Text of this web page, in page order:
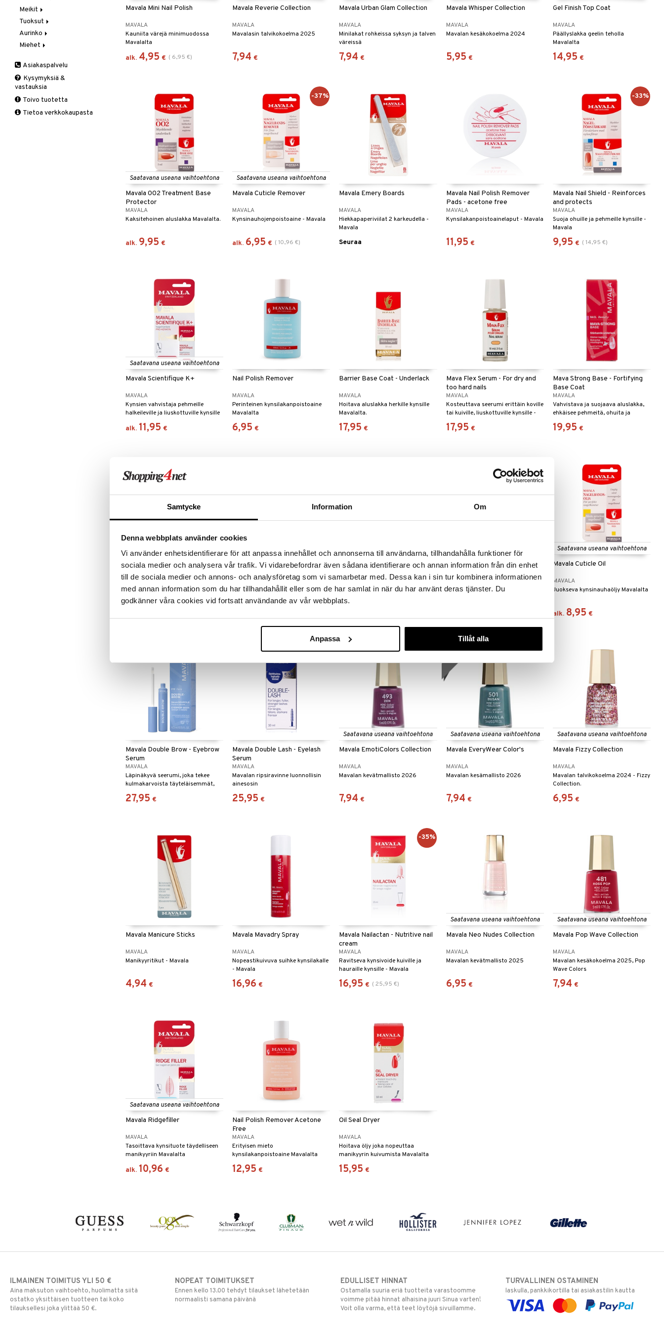
Samtycke Information Om
Denna webbplats använder cookies
Vi använder enhetsidentifierare för att anpassa innehållet och annonserna till användarna, tillhandahålla funktioner för
sociala medier och analysera vår trafik. Vi vidarebefordrar även sådana identifierare och annan information från din enhet
till de sociala medier och annons- och analysföretag som vi samarbetar med. Dessa kan i sin tur kombinera informationen
med annan information som du har tillhandahållit eller som de har samlat in när du har använt deras tjänster. Du
godkänner våra cookies vid fortsatt användande av vår webbplats.
Anpassa Tillåt alla
Mavala Mini Nail Polish
MAVALA
Kauniita värejä minimuodossa
Mavalalta
alk. 4,95 € ( 6,95 €)
Mavala Reverie Collection
MAVALA
Mavalasin talvikokoelma 2025
7,94 €
Mavala Urban Glam Collection
MAVALA
Minilakat rohkeissa syksyn ja talven
väreissä
7,94 €
Mavala Whisper Collection
MAVALA
Mavalan kesäkokoelma 2024
5,95 €
Gel Finish Top Coat
MAVALA
Päällyslakka geelin teholla
Mavalalta
14,95 €
Saatavana useana vaihtoehtona
Mavala 002 Treatment Base
Protector
MAVALA
Kaksitehoinen aluslakka Mavalalta.
alk. 9,95 €
Saatavana useana vaihtoehtona
Mavala Cuticle Remover
MAVALA
Kynsinauhojenpoistoaine - Mavala
alk. 6,95 € ( 10,96 €)
-37%
Mavala Emery Boards
MAVALA
Hiekkapaperiviilat 2 karkeudella -
Mavala
Seuraa
Mavala Nail Polish Remover
Pads - acetone free
MAVALA
Kynsilakanpoistoainelaput - Mavala
11,95 €
Mavala Nail Shield - Reinforces
and protects
MAVALA
Suoja ohuille ja pehmeille kynsille -
Mavala
9,95 € ( 14,95 €)
-33%
Saatavana useana vaihtoehtona
Mavala Scientifique K+
MAVALA
Kynsien vahvistaja pehmeille
halkeileville ja liuskottuville kynsille
Mavalalta
alk. 11,95 €
Nail Polish Remover
MAVALA
Perinteinen kynsilakanpoistoaine
Mavalalta
6,95 €
Barrier Base Coat - Underlack
MAVALA
Hoitava aluslakka herkille kynsille
Mavalalta.
17,95 €
Mava Flex Serum - For dry and
too hard nails
MAVALA
Kosteuttava seerumi erittäin koville
tai kuiville, liuskottuville kynsille -
Mavala
17,95 €
Mava Strong Base - Fortifying
Base Coat
MAVALA
Vahvistava ja suojaava aluslakka,
ehkäisee pehmeitä, ohuita ja
helposti katkeilevia kynsiä - Mavala
19,95 €
Mavadry - Top Coat + Nail Polish
Dryer
MAVALA
Nestemäinen pikakuivaaja
Mavalalta
Saatavana useana vaihtoehtona
Mavala Colorfix Top Coat
MAVALA
Päällyslakka akryylillä antamaan
lisäkiiltoa ja suojaa Mavalalta
Mavala Cotton Pads - Double-
sided cotton pads
MAVALA
Puuvillalaput - Mavala
Mavala Cuticle Cream
MAVALA
Kynsinauhavoide - Mavala
Saatavana useana vaihtoehtona
Mavala Cuticle Oil
MAVALA
Juokseva kynsinauhaöljy Mavalalta
alk. 8,95 €
Mavala Double Brow - Eyebrow
Serum
MAVALA
Läpinäkyvä seerumi, joka tekee
kulmakarvoista täyteläisemmät,
vahvemmat ja selkeämmät.
27,95 €
Mavala Double Lash - Eyelash
Serum
MAVALA
Mavalan ripsiravinne luonnollisin
ainesosin
25,95 €
Saatavana useana vaihtoehtona
Mavala EmotiColors Collection
MAVALA
Mavalan kevätmallisto 2026
7,94 €
Saatavana useana vaihtoehtona
Mavala EveryWear Color's
MAVALA
Mavalan kesämallisto 2026
7,94 €
uutuus
Saatavana useana vaihtoehtona
Mavala Fizzy Collection
MAVALA
Mavalan talvikokoelma 2024 - Fizzy
Collection.
6,95 €
Mavala Manicure Sticks
MAVALA
Manikyyritikut - Mavala
4,94 €
Mavala Mavadry Spray
MAVALA
Nopeastikuivuva suihke kynsilakalle
- Mavala
16,96 €
Mavala Nailactan - Nutritive nail
cream
MAVALA
Ravitseva kynsivoide kuiville ja
hauraille kynsille - Mavala
16,95 € ( 25,95 €)
-35%
Saatavana useana vaihtoehtona
Mavala Neo Nudes Collection
MAVALA
Mavalan kevätmallisto 2025
6,95 €
Saatavana useana vaihtoehtona
Mavala Pop Wave Collection
MAVALA
Mavalan kesäkokoelma 2025, Pop
Wave Colors
7,94 €
Saatavana useana vaihtoehtona
Mavala Ridgefiller
MAVALA
Tasoittava kynsituote täydelliseen
manikyyriin Mavalalta
alk. 10,96 €
Nail Polish Remover Acetone
Free
MAVALA
Erityisen mieto
kynsilakanpoistoaine Mavalalta
12,95 €
Oil Seal Dryer
MAVALA
Hoitava öljy joka nopeuttaa
manikyyrin kuivumista Mavalalta
15,95 €
Vaihe 2: Kirkastus
Vaihe 3: Kosteutus
Käsien- ja Vartalonhoito
Kosteudenhoito
Kuorinta ja naamiot
Puhdistus
Silmien/Huulten Hoito
Meikit
Huulikiilto
Huulipuna
Huultenrajausväri
Luomiväri
Meikkisiveltmit
Peitevoide
Pohjustusvoide
Tuoksut
Aromatics Elixir
Calyx
Clinique Happy For Men
Aurinko
Aurinkosuoja
Miehet
Ironhoito
Kirkastus
Parranajo &
Ihonpuhdistus
Asiakaspalvelu
Kysymyksiä &
vastauksia
Toivo tuotetta
Tietoa verkkokaupasta
ILMAINEN TOIMITUS YLI 50 €
Aina maksuton vaihtoehto, huolimatta siitä
ostatko yksittäisen tuotteen tai koko
tilauksellesi joka ylittää 50 €.
NOPEAT TOIMITUKSET
Ennen kello 13.00 tehdyt tilaukset lähetetään
normaalisti samana päivänä
EDULLISET HINNAT
Ostamalla suuria eriä tuotteita varastoomme
voimme pitää hinnat alhaisina juuri Sinua varten!
Voit olla varma, että teet löytöjä sivuillamme.
TURVALLINEN OSTAMINEN
laskulla, pankkikortilla tai asiakastilin kautta